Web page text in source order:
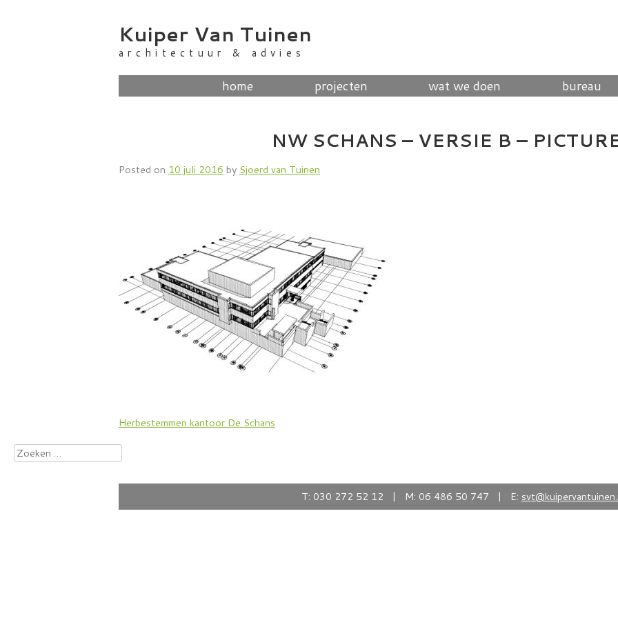
Kuiper Van Tuinen
architectuur & advies
home projecten wat we doen bureau
NW SCHANS – VERSIE B –
Posted on 10 juli 2016 by Sjoerd van Tuinen
Bericht
Herbestemmen kantoor De Schans
Zoeken
naar:
T: 030 272 52 12 | M: 06 486 50 747 | E: